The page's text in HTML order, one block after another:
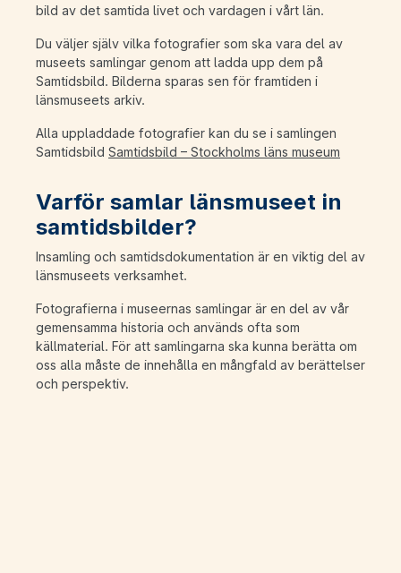
bild av det samtida livet och vardagen i vårt län.
Du väljer själv vilka fotografier som ska vara del av
museets samlingar genom att ladda upp dem på
Samtidsbild. Bilderna sparas sen för framtiden i
länsmuseets arkiv.
Alla uppladdade fotografier kan du se i samlingen
Samtidsbild Samtidsbild – Stockholms läns museum
Varför samlar länsmuseet in
samtidsbilder?
Insamling och samtidsdokumentation är en viktig del av
länsmuseets verksamhet.
Fotografierna i museernas samlingar är en del av vår
gemensamma historia och används ofta som
källmaterial. För att samlingarna ska kunna berätta om
oss alla måste de innehålla en mångfald av berättelser
och perspektiv.